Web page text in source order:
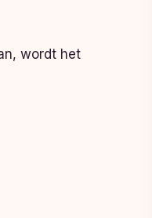
wordt het